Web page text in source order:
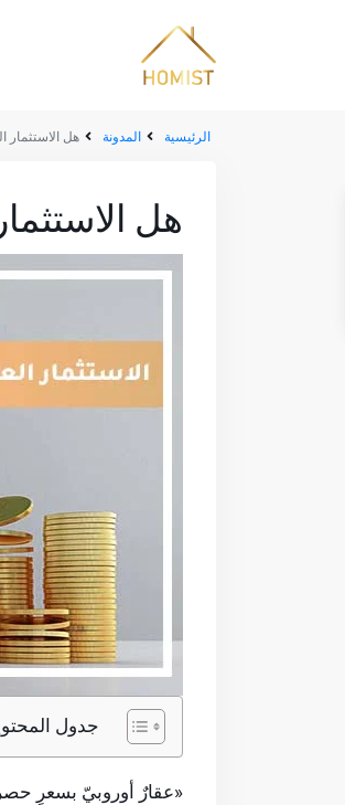
الرئيسية المدونة هل الاستثمار
هل
جدول
«عقارٌ أوروبيّ بسعرٍ